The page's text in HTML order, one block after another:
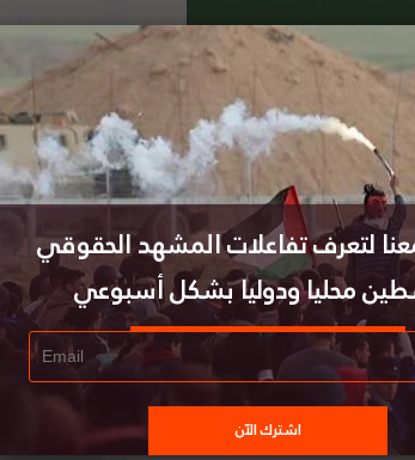
في فلسطين. وجاء في مجمل
الخبر ومصدره الأصلي،هنا
إفادة للمحكمة الجنائية
التحقيق في فلسطين
لتعرف تفاعلات المشهد الحقوقي
محليا ودوليا بشكل أسبوعي